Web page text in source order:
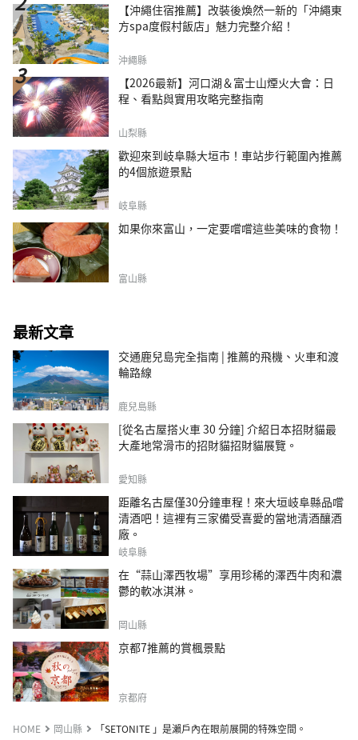
【沖繩住宿推薦】改裝後煥然一新的「沖繩東
方spa度假村飯店」魅力完整介紹！
沖繩縣
【2026最新】河口湖＆富士山煙火大會：日
程、看點與實用攻略完整指南
山梨縣
歡迎來到岐阜縣大垣市！車站步行範圍內推薦
的4個旅遊景點
岐阜縣
如果你來富山，一定要嚐嚐這些美味的食物！
富山縣
最新文章
交通鹿兒島完全指南 | 推薦的飛機、火車和渡
輪路線
鹿兒島縣
[從名古屋搭火車 30 分鐘] 介紹日本招財貓最
大產地常滑市的招財貓招財貓展覽。
愛知縣
距離名古屋僅30分鐘車程！來大垣岐阜縣品嚐
清酒吧！這裡有三家備受喜愛的當地清酒釀酒
廠。
岐阜縣
在“蒜山澤西牧場”享用珍稀的澤西牛肉和濃
鬱的軟冰淇淋。
岡山縣
京都7推薦的賞楓景點
京都府
HOME 岡山縣 「SETONITE 」是瀨戶內在眼前展開的特殊空間。